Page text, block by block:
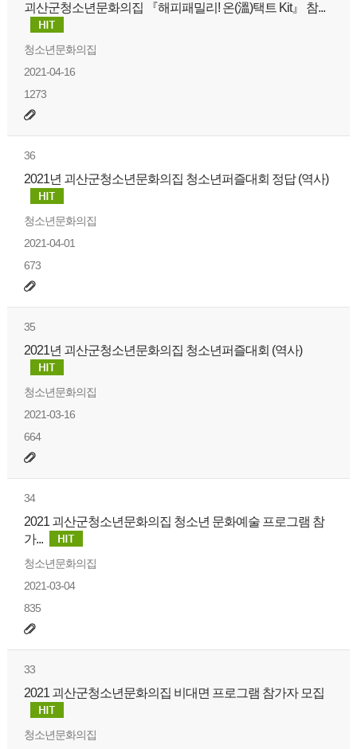
괴산군청소년문화의집 『해피패밀리! 온(溫)택트 Kit』 참...
청소년문화의집
2021-04-16
1273
36
2021년 괴산군청소년문화의집 청소년퍼즐대회 정답 (역사)
청소년문화의집
2021-04-01
673
35
2021년 괴산군청소년문화의집 청소년퍼즐대회 (역사)
청소년문화의집
2021-03-16
664
34
2021 괴산군청소년문화의집 청소년 문화예술 프로그램 참
가...
청소년문화의집
2021-03-04
835
33
2021 괴산군청소년문화의집 비대면 프로그램 참가자 모집
청소년문화의집